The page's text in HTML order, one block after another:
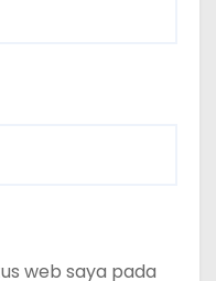
web saya pada